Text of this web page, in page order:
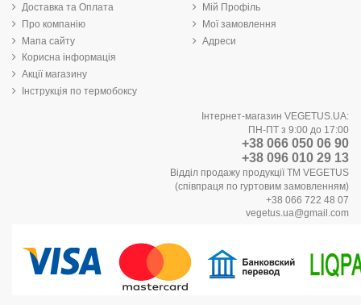
Доставка та Оплата
Про компанію
Мапа сайту
Корисна інформація
Акції магазину
Інструкція по термобоксу
Мій Профіль
Мої замовлення
Адреси
Інтернет-магазин VEGETUS.UA:
ПН-ПТ з 9:00 до 17:00
+38 066 050 06 90
+38 096 010 29 13
Відділ продажу продукції ТМ VEGETUS
(співпраця по гуртовим замовленням)
+38 066 722 48 07
vegetus.ua@gmail.com